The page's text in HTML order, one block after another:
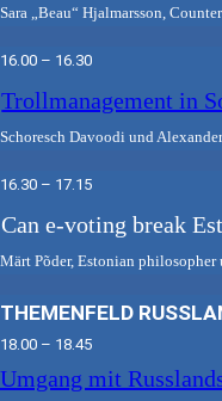
Sara „Beau“ Hjalmarsson,
16.00 – 16.30
Trollmanagement in
Schoresch Davoodi und
16.30 – 17.15
Can e-voting break
Märt Põder, Estonian
THEMENFELD
18.00 – 18.45
Umgang mit